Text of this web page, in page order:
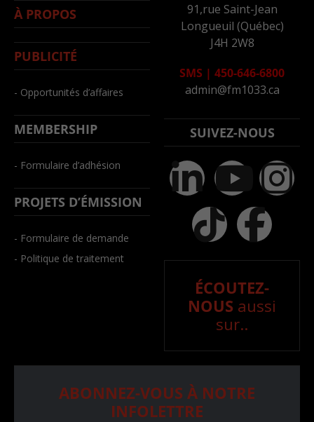
À PROPOS
PUBLICITÉ
- Opportunités d’affaires
MEMBERSHIP
- Formulaire d’adhésion
PROJETS D’ÉMISSION
- Formulaire de demande
- Politique de traitement
91,rue Saint-Jean
Longueuil (Québec)
J4H 2W8
SMS | 450-646-6800
admin@fm1033.ca
SUIVEZ-NOUS
ÉCOUTEZ-
NOUS aussi
sur..
ABONNEZ-VOUS À NOTRE
INFOLETTRE